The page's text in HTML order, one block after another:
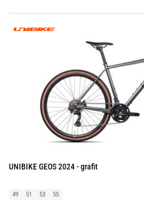
UNIBIKE GEOS 2024 - grafit
49 51 53 55